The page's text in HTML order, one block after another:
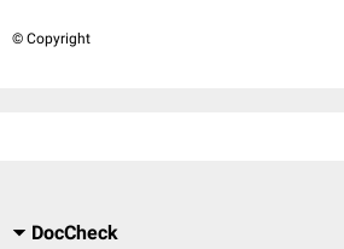
© Copyright
DocCheck